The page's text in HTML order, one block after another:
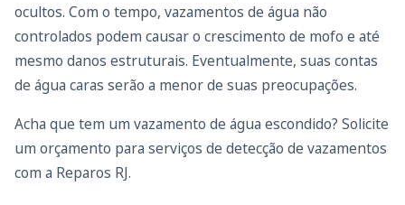
ocultos. Com o tempo, vazamentos de água não
controlados podem causar o crescimento de mofo e até
mesmo danos estruturais. Eventualmente, suas contas
de água caras serão a menor de suas preocupações.
Acha que tem um vazamento de água escondido? Solicite
um orçamento para serviços de detecção de vazamentos
com a Reparos RJ.